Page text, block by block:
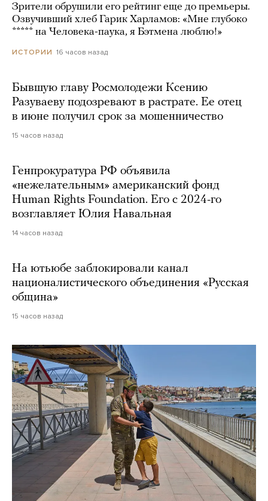
Зрители обрушили его рейтинг еще до премьеры.
Озвучивший хлеб Гарик Харламов: «Мне глубоко
***** на Человека-паука, я Бэтмена люблю!»
ИСТОРИИ 16 часов назад
Бывшую главу Росмолодежи Ксению
Разуваеву подозревают в растрате. Ее отец
в июне получил срок за мошенничество
15 часов назад
Генпрокуратура РФ объявила
«нежелательным» американский фонд
Human Rights Foundation. Его с 2024-го
возглавляет Юлия Навальная
14 часов назад
На ютьюбе заблокировали канал
националистического объединения «Русская
община»
15 часов назад